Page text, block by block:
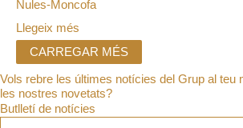
Nules-Moncofa
Llegeix més
CARREGAR MÉS
Vols rebre les últimes notícies del Grup al teu
les nostres novetats?
Butlletí de notícies